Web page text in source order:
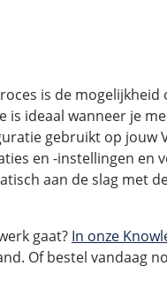
is de
ideaal wanneer je
gebruikt op jouw
en -instellingen en
aan de slag met
gaat? In onze
Of bestel vandaag